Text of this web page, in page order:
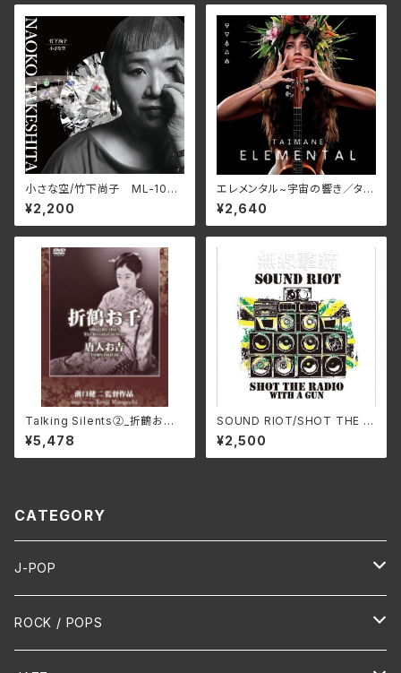
小さな空/竹下尚子 ML-1048
(仕様:CD)
¥2,200
エレメンタル~宇宙の響き／タイ
マネ
¥2,640
Talking Silents②_折鶴お千、
唐人お吉 DMSF-1007(仕様:
DVD)
¥5,478
SOUND RIOT/SHOT THE R
ADIO WITH A GUN HH-PS
Y011(仕様:CD)
¥2,500
CATEGORY
J-POP
HR/HM
ROCK / POPS